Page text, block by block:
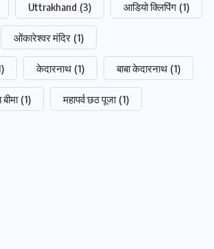
Uttrakhand (3) आडियो क्लिपिंग (1)
ओंकारेश्वर मंदिर (1)
केदारनाथ (1) बाबा केदारनाथ (1)
(1) महापर्व छठ पूजा (1)